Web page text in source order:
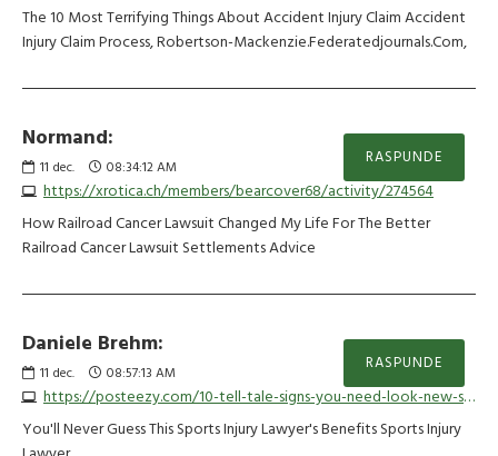
The 10 Most Terrifying Things About Accident Injury Claim Accident
Injury Claim Process, Robertson-Mackenzie.Federatedjournals.Com,
Normand:
11 dec. 08:34:12 AM
https://xrotica.ch/members/bearcover68/activity/274564
RASPUNDE
How Railroad Cancer Lawsuit Changed My Life For The Better
Railroad Cancer Lawsuit Settlements Advice
Daniele Brehm:
11 dec. 08:57:13 AM
https://posteezy.com/10-tell-tale-signs-you-need-look-new-spine-injury-lawyer
RASPUNDE
You'll Never Guess This Sports Injury Lawyer's Benefits Sports Injury